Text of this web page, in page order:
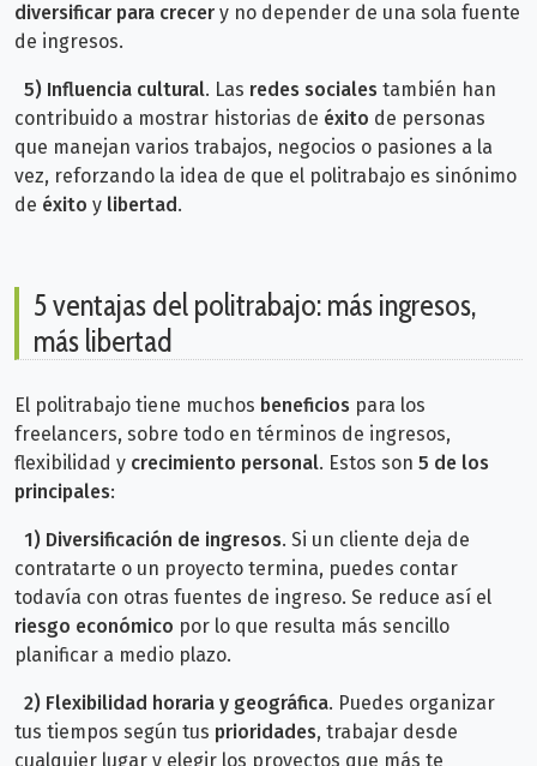
diversificar para crecer y no depender de una sola fuente
de ingresos.
5) Influencia cultural. Las redes sociales también han
contribuido a mostrar historias de éxito de personas
que manejan varios trabajos, negocios o pasiones a la
vez, reforzando la idea de que el politrabajo es sinónimo
de éxito y libertad .
5 ventajas del politrabajo: más ingresos,
más libertad
El politrabajo tiene muchos beneficios para los
freelancers, sobre todo en términos de ingresos,
flexibilidad y crecimiento personal. Estos son 5 de los
principales:
1) Diversificación de ingresos. Si un cliente deja de
contratarte o un proyecto termina, puedes contar
todavía con otras fuentes de ingreso. Se reduce así el
riesgo económico por lo que resulta más sencillo
planificar a medio plazo.
2) Flexibilidad horaria y geográfica. Puedes organizar
tus tiempos según tus prioridades, trabajar desde
cualquier lugar y elegir los proyectos que más te